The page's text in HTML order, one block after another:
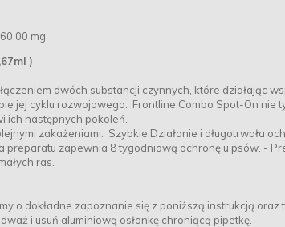
mg
)
dwóch substancji czynnych, które działając
jej cyklu rozwojowego. Frontline Combo Spot-On nie
ich następnych pokoleń.
zakażeniami. Szybkie Działanie i długotrwała
preparatu zapewnia 8 tygodniową ochronę u psów. -
ras.
o dokładne zapoznanie się z poniższą instrukcją oraz
i usuń aluminiową osłonkę chroniącą pipetkę.